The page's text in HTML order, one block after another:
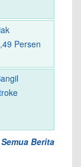
Persen
Semua Berita